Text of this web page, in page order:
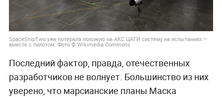
SpaceShipTwo уже потеряла похожую на АКС ЦАГИ систему на испытаниях —
вместе с пилотом. Фото © Wikimedia Commons
Последний фактор, правда, отечественных
разработчиков не волнует. Большинство из них
уверено, что марсианские планы Маска